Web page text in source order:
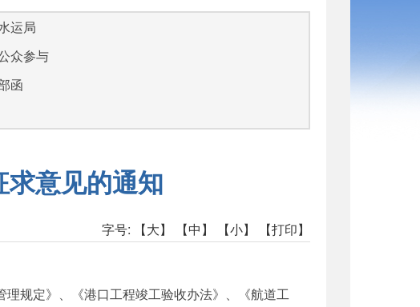
运局
众参与
函
意见的通知
字号: 【大】 【中】 【小】 【打印】
规定》、《港口工程竣工验收办法》、《航道工